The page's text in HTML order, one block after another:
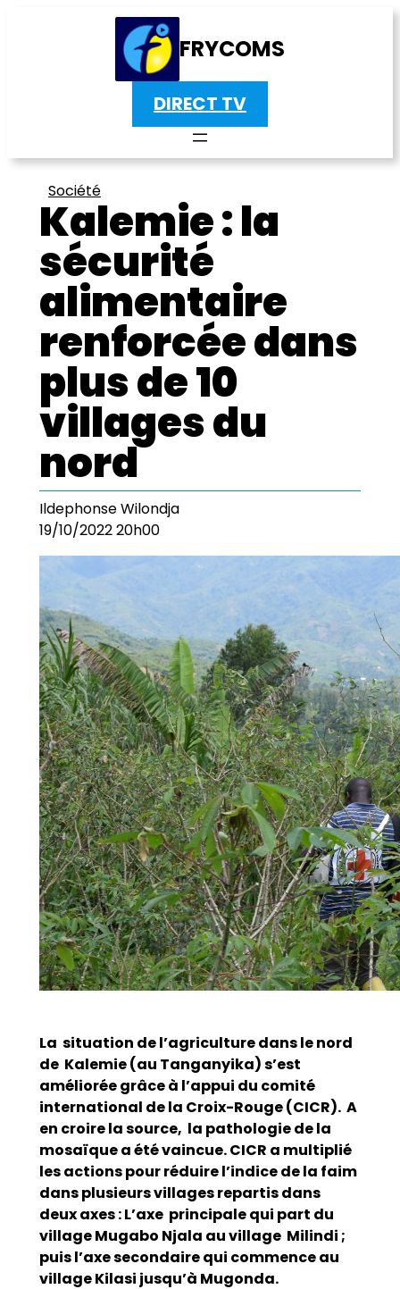
FRYCOMS
DIRECT TV
Société
Kalemie : la
sécurité
alimentaire
renforcée dans
plus de 10
villages du
nord
Ildephonse Wilondja
19/10/2022 20h00
La situation de l’agriculture dans le nord
de Kalemie (au Tanganyika) s’est
améliorée grâce à l’appui du comité
international de la Croix-Rouge (CICR). A
en croire la source, la pathologie de la
mosaïque a été vaincue. CICR a multiplié
les actions pour réduire l’indice de la faim
dans plusieurs villages repartis dans
deux axes : L’axe principale qui part du
village Mugabo Njala au village Milindi ;
puis l’axe secondaire qui commence au
village Kilasi jusqu’à Mugonda.